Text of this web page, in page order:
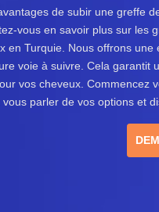
de subir une greffe
vous en savoir plus sur les
en Turquie. Nous offrons
voie à suivre. Cela garantit
vos cheveux. Commencez
vous parler de vos options et